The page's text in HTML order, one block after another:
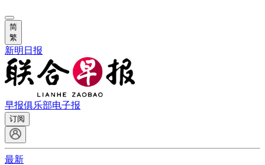
简
繁
新明日报
早报俱乐部电子报
订阅
最新